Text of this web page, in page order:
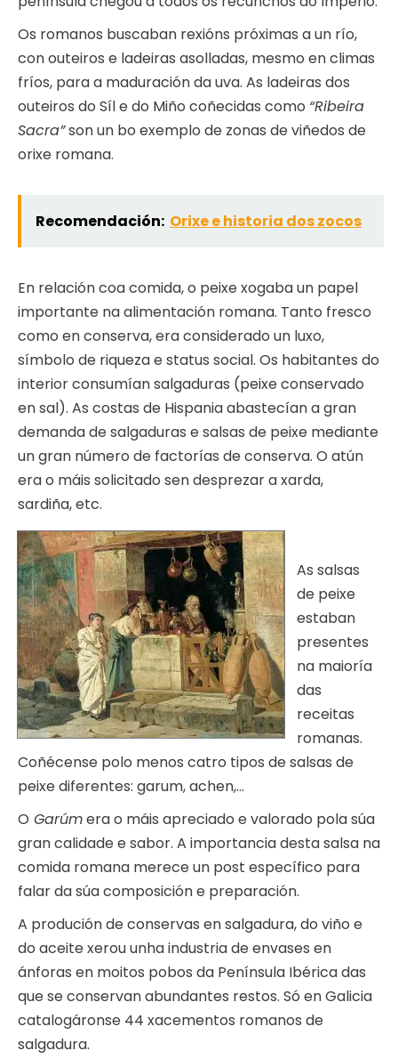
Os romanos buscaban rexións próximas a un río,
con outeiros e ladeiras asolladas, mesmo en climas
fríos, para a maduración da uva. As ladeiras dos
outeiros do Síl e do Miño coñecidas como “Ribeira
Sacra”son un bo exemplo de zonas de viñedos de
orixe romana.
Recomendación: Orixe e historia dos zocos
En relación coa comida, o peixe xogaba un papel
importante na alimentación romana. Tanto fresco
como en conserva, era considerado un luxo,
símbolo de riqueza e status social. Os habitantes do
interior consumían salgaduras (peixe conservado
en sal). As costas de Hispania abastecían a gran
demanda de salgaduras e salsas de peixe mediante
un gran número de factorías de conserva. O atún
era o máis solicitado sen desprezar a xarda,
sardiña, etc.
As salsas
de peixe
estaban
presentes
na maioría
das
receitas
romanas.
Coñécense polo menos catro tipos de salsas de
peixe diferentes: garum, achen,…
O Garúmera o máis apreciado e valorado pola súa
gran calidade e sabor. A importancia desta salsa na
comida romana merece un post específico para
falar da súa composición e preparación.
A produción de conservas en salgadura, do viño e
do aceite xerou unha industria de envases en
ánforas en moitos pobos da Península Ibérica das
que se conservan abundantes restos. Só en Galicia
catalogáronse 44 xacementos romanos de
salgadura.